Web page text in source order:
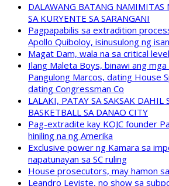
DALAWANG BATANG NAMIMITAS
SA KURYENTE SA SARANGANI
Pagpapabilis sa extradition
Apollo Quiboloy, isinusulong ng
Magat Dam, wala na sa critical level
Ilang Maleta Boys, binawi ang
Pangulong Marcos, dating House
dating Congressman Co
LALAKI, PATAY SA SAKSAK DAHIL
BASKETBALL SA DANAO CITY
Pag-extradite kay KOJC founder
hiniling na ng Amerika
Exclusive power ng Kamara sa
napatunayan sa SC ruling
House prosecutors, may hamon
Leandro Leviste, no show sa